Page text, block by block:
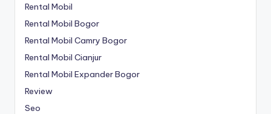
Rental Mobil
Rental Mobil Bogor
Rental Mobil Camry Bogor
Rental Mobil Cianjur
Rental Mobil Expander Bogor
Review
Seo